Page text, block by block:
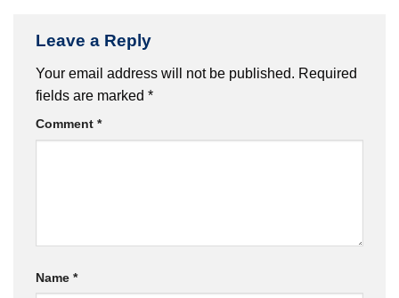
Leave a Reply
Your email address will not be published. Required
fields are marked *
Comment *
Name *